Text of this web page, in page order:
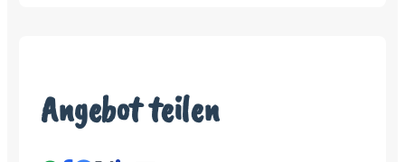
Angebot teilen